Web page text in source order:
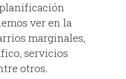
ver en la
marginales,
servicios
otros.